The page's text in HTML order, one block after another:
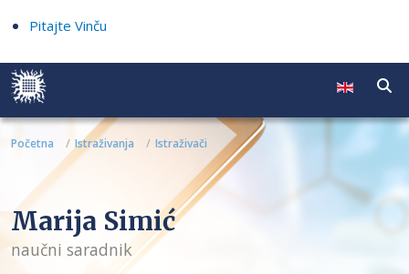
Pitajte Vinču
Početna Istraživanja Istraživači
Marija Simić
naučni saradnik